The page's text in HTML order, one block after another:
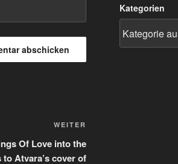
Beitrag
WEITER
Of Love into the
Atvara’s cover of
Kategorien